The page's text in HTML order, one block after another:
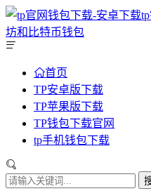
首页
TP安卓版下载
TP苹果版下载
TP钱包下载官网
tp手机钱包下载